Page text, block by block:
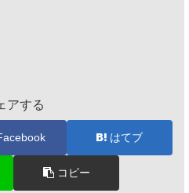
アする
はてブ
コピー